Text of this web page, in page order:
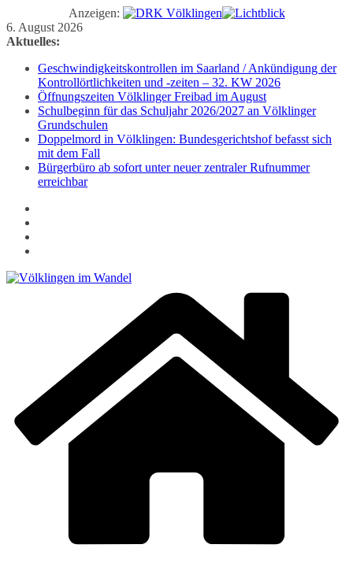
Anzeigen:
Zum
Inhalt
6. August 2026
Aktuelles:
Geschwindigkeitskontrollen im Saarland / Ankündigung der
Kontrollörtlichkeiten und -zeiten – 32. KW 2026
Öffnungszeiten Völklinger Freibad im August
Schulbeginn für das Schuljahr 2026/2027 an Völklinger
Grundschulen
Doppelmord in Völklingen: Bundesgerichtshof befasst sich
mit dem Fall
Bürgerbüro ab sofort unter neuer zentraler Rufnummer
erreichbar